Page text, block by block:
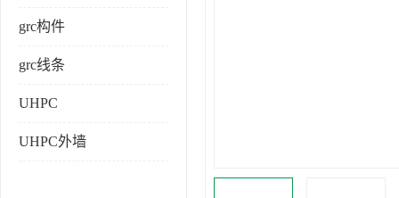
grc构件
grc线条
UHPC
UHPC外墙